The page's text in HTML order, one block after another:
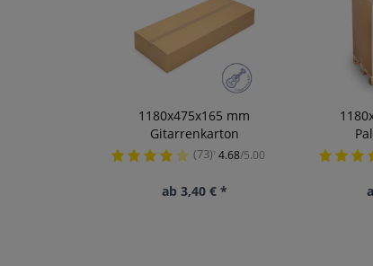
1180x475x165 mm
Gitarrenkarton
(73)¹ 4.68/5.00
ab 3,40 € *